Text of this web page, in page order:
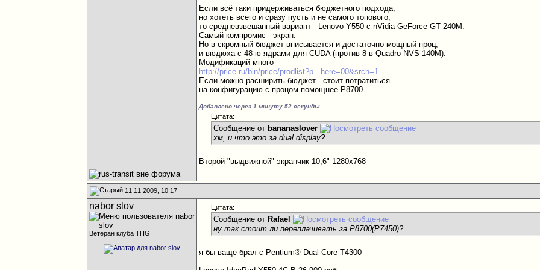
Если всё таки придерживаться бюджетного подхода,
но хотеть всего и сразу пусть и не самого топового,
то средневзвешанный вариант - Lenovo Y550 с nVidia GeForce GT 240M.
Самый компромис - экран.
Но в скромный бюджет вписывается и достаточно мощный проц,
и вюдюха с 48-ю ядрами для CUDA (против 8 в Quadro NVS 140M).
Модификаций много
http://price.ru/bin/price/prodlist?p...here=00&srch=1
Если можно расширить бюджет - стоит потратиться
на конфигурацию с процом помощнее P8700.
Добавлено через 1 минуту 52 секунды
Цитата:
Сообщение от bananaslover
хм, и что это за dual display?
Второй "выдвижной" экранчик 10,6" 1280x768
11.11.2009, 10:17
nabor slov
Ветеран клуба THG
Цитата:
Сообщение от Rafael
ну так стоит ли переплачивать за P8700(P7450)?
я бы ваще брал с Pentium® Dual-Core Т4300